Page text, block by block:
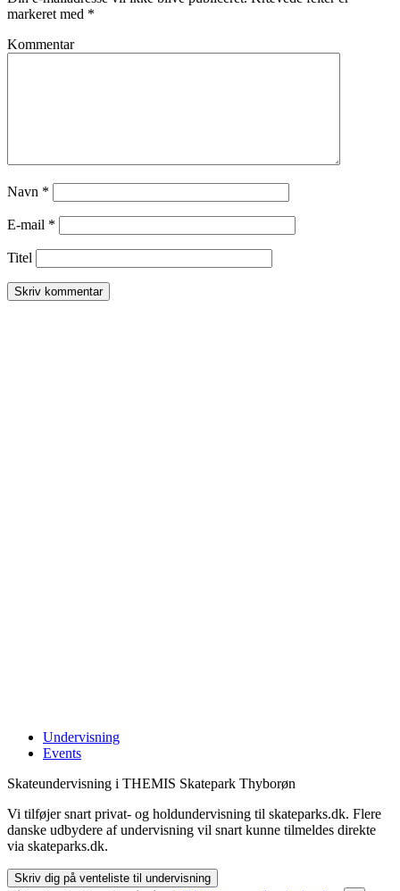
markeret med *
Kommentar
Navn *
E-mail *
Titel
Undervisning
Events
Skateundervisning i THEMIS Skatepark Thyborøn
Vi tilføjer snart privat- og holdundervisning til skateparks.dk. Flere
danske udbydere af undervisning vil snart kunne tilmeldes direkte
via skateparks.dk.
Skriv dig på venteliste til undervisning